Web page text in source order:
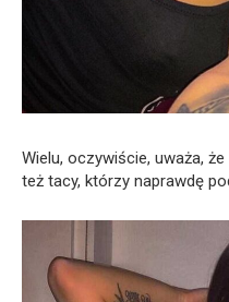
Wielu, oczywiście, uważa,
też tacy, którzy naprawdę